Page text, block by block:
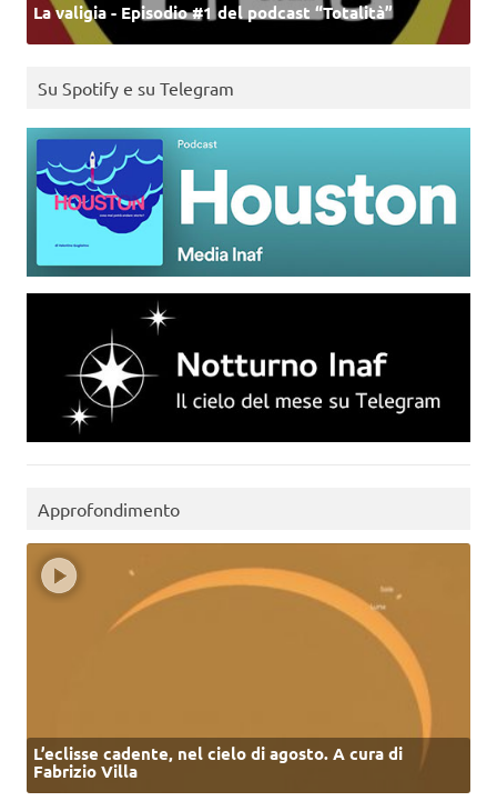
La valigia - Episodio #1 del podcast “Totalità”
Su Spotify e su Telegram
Approfondimento
L’eclisse cadente, nel cielo di agosto. A cura di
Fabrizio Villa